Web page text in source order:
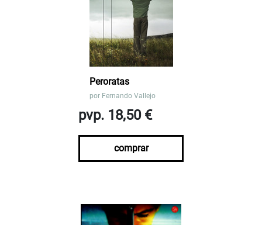
Peroratas
por Fernando Vallejo
pvp. 18,50 €
comprar